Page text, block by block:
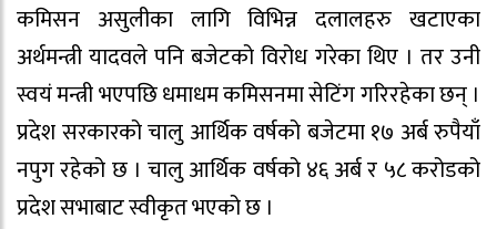
कमिसन असुलीका लागि विभिन्न दलालहरु खटाएका
अर्थमन्त्री यादवले पनि बजेटको विरोध गरेका थिए । तर उनी
स्वयं मन्त्री भएपछि धमाधम कमिसनमा सेटिंग गरिरहेका छन् ।
प्रदेश सरकारको चालु आर्थिक वर्षको बजेटमा १७ अर्ब रुपैयाँ
नपुग रहेको छ । चालु आर्थिक वर्षको ४६ अर्ब र ५८ करोडको
प्रदेश सभाबाट स्वीकृत भएको छ ।